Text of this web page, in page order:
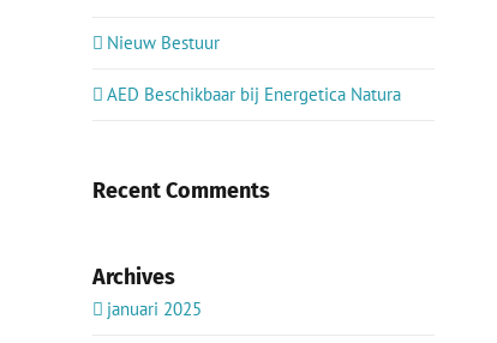
Nieuw Bestuur
AED Beschikbaar bij Energetica Natura
Recent Comments
Archives
januari 2025